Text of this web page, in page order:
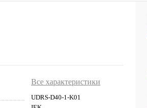
Все характеристики
UDRS-D40-1-K01